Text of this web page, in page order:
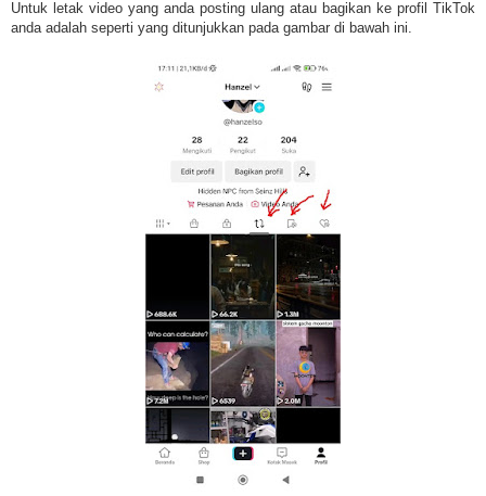
Untuk letak video yang anda posting ulang atau bagikan ke profil TikTok
anda adalah seperti yang ditunjukkan pada gambar di bawah ini.